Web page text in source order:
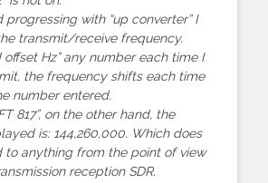
with “up converter” I
transmit/receive frequency.
offset Hz” any number each time I
the frequency shifts each time
number entered.
817”, on the other hand, the
is: 144,260,000. Which does
to anything from the point of view
reception SDR.